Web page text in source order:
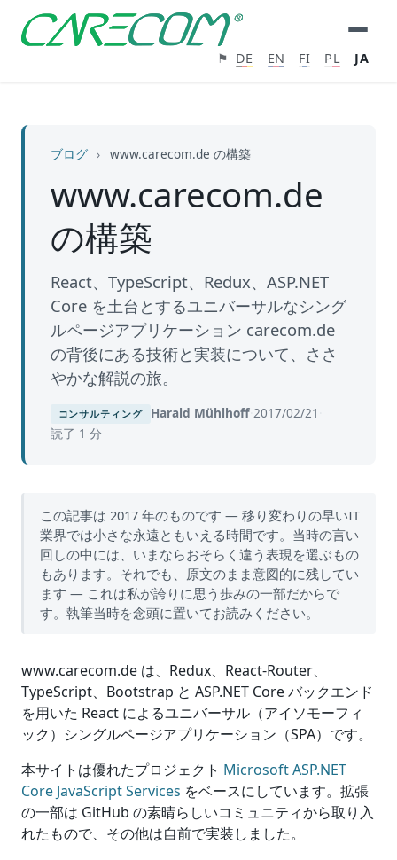
⚑ DE EN FI PL JA
ブログ › www.carecom.de の構築
www.carecom.de
の構築
React、TypeScript、Redux、ASP.NET
Core を土台とするユニバーサルなシング
ルページアプリケーション carecom.de
の背後にある技術と実装について、ささ
やかな解説の旅。
コンサルティング Harald Mühlhoff· 2017/02/21
読了 1 分
この記事は 2017 年のものです — 移り変わりの早いIT
業界では小さな永遠ともいえる時間です。当時の言い
回しの中には、いまならおそらく違う表現を選ぶもの
もあります。それでも、原文のまま意図的に残してい
ます — これは私が誇りに思う歩みの一部だからで
す。執筆当時を念頭に置いてお読みください。
www.carecom.de は、Redux、React-Router、
TypeScript、Bootstrap と ASP.NET Core バックエンド
を用いた React によるユニバーサル（アイソモーフィ
ック）シングルページアプリケーション（SPA）です。
本サイトは優れたプロジェクト Microsoft ASP.NET
Core JavaScript Services をベースにしています。拡張
の一部は GitHub の素晴らしいコミュニティから取り入
れたもので、その他は自前で実装しました。